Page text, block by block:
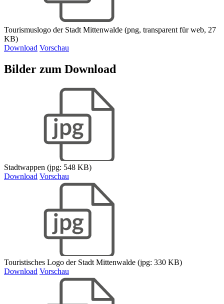
Tourismuslogo der Stadt Mittenwalde (png, transparent für web, 27
KB)
Download Vorschau
Bilder zum Download
Stadtwappen (jpg: 548 KB)
Download Vorschau
Touristisches Logo der Stadt Mittenwalde (jpg: 330 KB)
Download Vorschau